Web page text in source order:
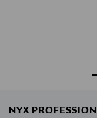
NYX